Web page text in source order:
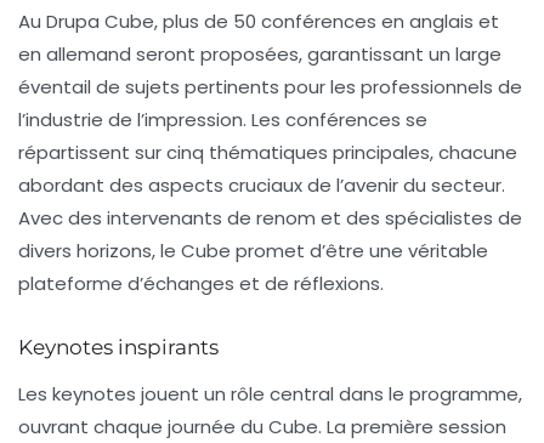
Au Drupa Cube, plus de 50 conférences en anglais et
en allemand seront proposées, garantissant un large
éventail de sujets pertinents pour les professionnels de
l’industrie de l’impression. Les conférences se
répartissent sur cinq thématiques principales, chacune
abordant des aspects cruciaux de l’avenir du secteur.
Avec des intervenants de renom et des spécialistes de
divers horizons, le Cube promet d’être une véritable
plateforme d’échanges et de réflexions.
Keynotes inspirants
Les keynotes jouent un rôle central dans le programme,
ouvrant chaque journée du Cube. La première session